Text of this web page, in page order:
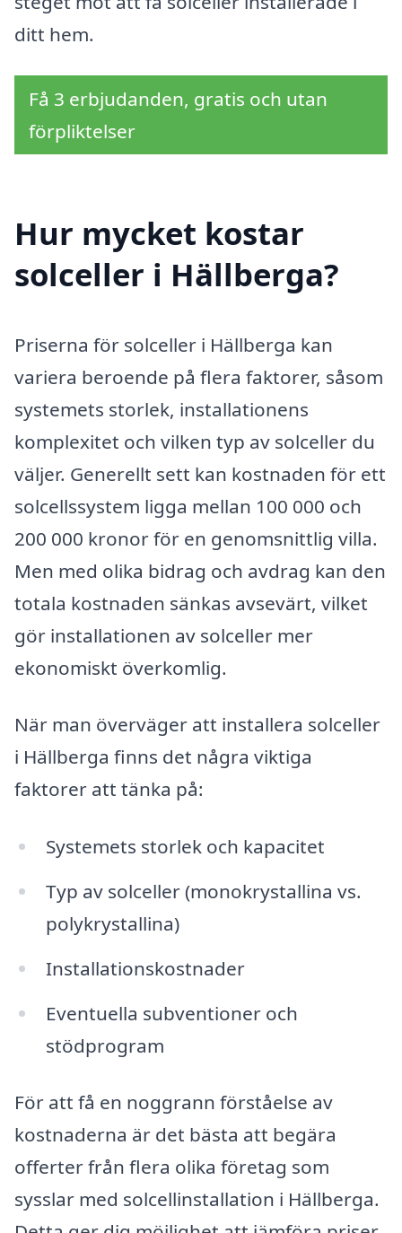
ditt hem.
Få 3 erbjudanden, gratis och utan
förpliktelser
Hur mycket kostar
solceller i Hällberga?
Priserna för solceller i Hällberga kan
variera beroende på flera faktorer, såsom
systemets storlek, installationens
komplexitet och vilken typ av solceller du
väljer. Generellt sett kan kostnaden för ett
solcellssystem ligga mellan 100 000 och
200 000 kronor för en genomsnittlig villa.
Men med olika bidrag och avdrag kan den
totala kostnaden sänkas avsevärt, vilket
gör installationen av solceller mer
ekonomiskt överkomlig.
När man överväger att installera solceller
i Hällberga finns det några viktiga
faktorer att tänka på:
Systemets storlek och kapacitet
Typ av solceller (monokrystallina vs.
polykrystallina)
Installationskostnader
Eventuella subventioner och
stödprogram
För att få en noggrann förståelse av
kostnaderna är det bästa att begära
offerter från flera olika företag som
sysslar med solcellinstallation i Hällberga.